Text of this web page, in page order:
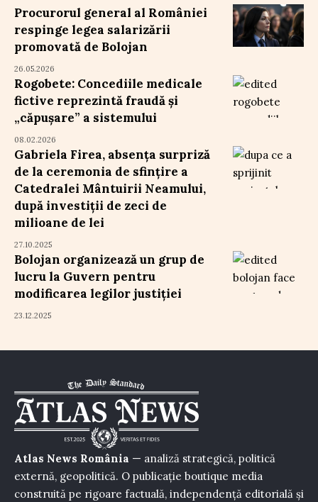
Procurorul general al României
respinge legea salarizării
promovată de Bolojan
26.05.2026
Rogobete: Concediile medicale
fictive reprezintă fraudă și
„căpușare” a sistemului
08.02.2026
Gabriela Firea, absența surpriză
de la ceremonia de sfințire a
Catedralei Mântuirii Neamului,
după investiții de zeci de
milioane de lei
27.10.2025
Bolojan organizează un grup de
lucru la Guvern pentru
modificarea legilor justiției
23.12.2025
Atlas News România — analiză strategică, politică
externă, geopolitică. O publicație boutique media
construită pe rigoare factuală, independență editorială și